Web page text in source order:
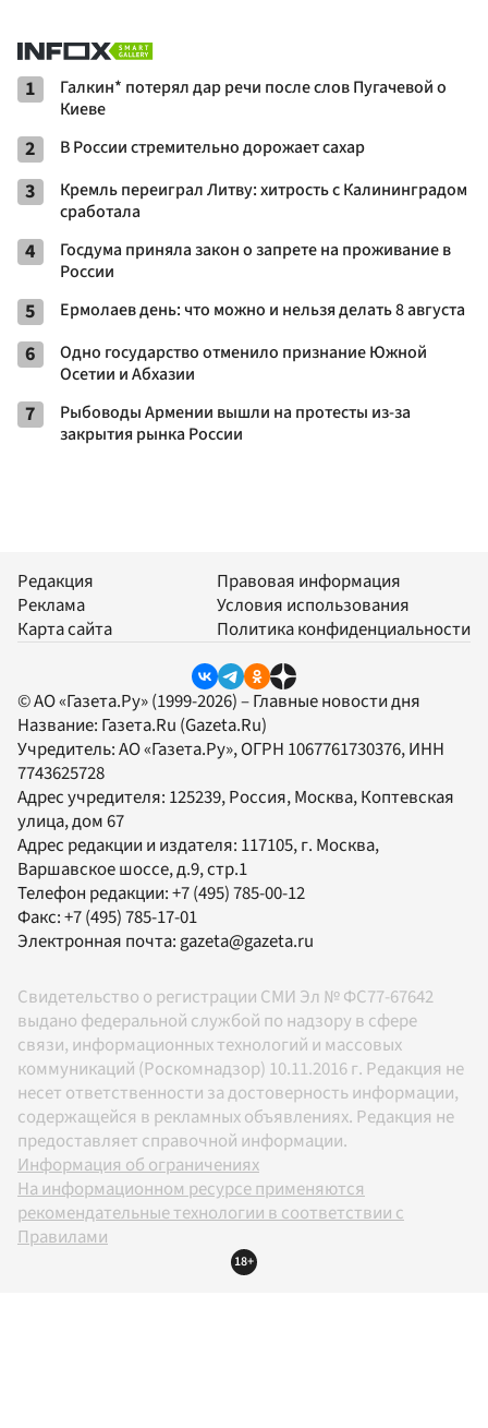
1
Галкин* потерял дар речи после слов Пугачевой о
Киеве
2 В России стремительно дорожает сахар
3
Кремль переиграл Литву: хитрость с Калининградом
сработала
4
Госдума приняла закон о запрете на проживание в
России
5 Ермолаев день: что можно и нельзя делать 8 августа
6
Одно государство отменило признание Южной
Осетии и Абхазии
7
Рыбоводы Армении вышли на протесты из-за
закрытия рынка России
Редакция
Реклама
Карта сайта
Правовая информация
Условия использования
Политика конфиденциальности
© АО «Газета.Ру» (1999-2026) – Главные новости дня
Название: Газета.Ru (Gazeta.Ru)
Учредитель:АО «Газета.Ру», ОГРН 1067761730376, ИНН
7743625728
Адрес учредителя: 125239, Россия, Москва, Коптевская
улица, дом 67
Адрес редакции и издателя: 117105, г. Москва,
Варшавское шоссе, д.9, стр.1
Телефон редакции:+7 (495) 785-00-12
Факс:+7 (495) 785-17-01
Электронная почта:gazeta@gazeta.ru
Свидетельство о регистрации СМИ Эл № ФС77-67642
выдано федеральной службой по надзору в сфере
связи, информационных технологий и массовых
коммуникаций (Роскомнадзор) 10.11.2016 г. Редакция не
несет ответственности за достоверность информации,
содержащейся в рекламных объявлениях. Редакция не
предоставляет справочной информации.
Информация об ограничениях
На информационном ресурсе применяются
рекомендательные технологии в соответствии с
Правилами
18+